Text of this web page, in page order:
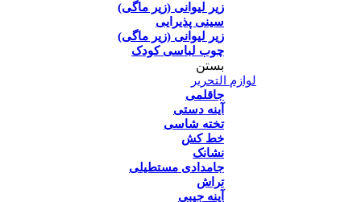
زیر لیوانی (زیر ماگی)
سینی پذیرایی
زیر لیوانی (زیر ماگی)
چوب لباسی کودک
بستن
لوازم التحریر
جاقلمی
آینه دستی
تخته شاسی
خط کش
نشانک
جامدادی مستطیلی
تراش
آینه جیبی